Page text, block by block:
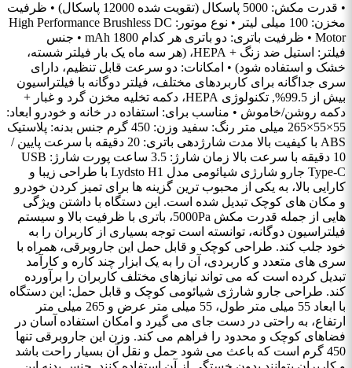
• قدرت مکش: 5000 پاسکال (تقویت شده 12000 پاسکال) • ظرفیت
مخزن: 100 میلی لیتر • نوع موتور: High Performance Brushless DC
Motor • ظرفیت باتری: دو باتری هر کدام 1800 mAh • جنس
فیلتر: استیل ضد زنگ + HEPA، (هر سه ماه یک بار فیلتر شسته،
خشک و استفاده شود) • امکانات: دو سرعت قابل تنظیم، دارای
سری جداگانه برای کاربردهای مختلف، فیلتر دوگانه با فیلتراسیون
بیش از 99.5%, تکنولوژی HEPA، دکمه تخلیه مخزن گرد و غبار +
دکمه روشن/خاموش • مناسب برای: استفاده در خانه و خودرو ابعاد:
55×55×265 میلی ‌متر رنگ: سفید وزن: 450 گرم جنس بدنه: پلاستیک
ABS با کیفیت بالا مدت شارژدهی باتری: 20 دقیقه با سرعت پایین /
10 دقیقه با سرعت بالا زمان شارژ: 3.5 ساعت پورت شارژ: USB
Type-C جارو شارژی شیائومی مدل Lydsto H1 با طراحی زیبا و
کارایی بالا، به یکی از محبوب ‌ترین گزینه ‌ها برای تمیز کردن خودرو
و مکان ‌های کوچک تبدیل شده است. این دستگاه با داشتن ویژگی‌
هایی از جمله قدرت مکش 5000Pa، باتری با ظرفیت بالا و سیستم
فیلتراسیون دوگانه، توانسته است توجه بسیاری از کاربران را به
خود جلب کند. طراحی کوچک و قابل حمل این جاروبرقی، همراه با
سری ‌های متعدد و کاربردی، آن را به یک ابزار چند کاره و کارآمد
تبدیل کرده است که می ‌تواند نیازهای مختلف کاربران را برآورده
کند. طراحی جارو شارژی شیائومی کوچک و قابل حمل: این دستگاه
با ابعاد 55 میلی‌ متر طول، 55 میلی ‌متر عرض و 265 میلی‌ متر
ارتفاع، به راحتی در دست جای می‌ گیرد و امکان استفاده آسان در
فضاهای کوچک و محدود را فراهم می‌ کند. وزن این جاروبرقی تنها
450 گرم است که باعث می‌ شود حمل و نقل آن بسیار راحت باشد